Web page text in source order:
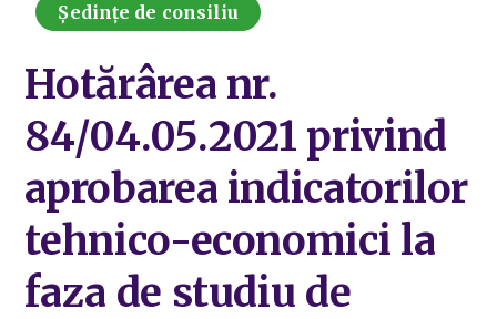
Ședințe de consiliu
Hotărârea nr.
84/04.05.2021 privind
aprobarea indicatorilor
tehnico-economici la
faza de studiu de